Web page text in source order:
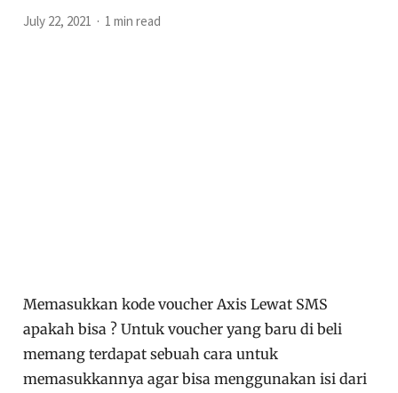
July 22, 2021 1 min read
Memasukkan kode voucher Axis Lewat SMS
apakah bisa ? Untuk voucher yang baru di beli
memang terdapat sebuah cara untuk
memasukkannya agar bisa menggunakan isi dari